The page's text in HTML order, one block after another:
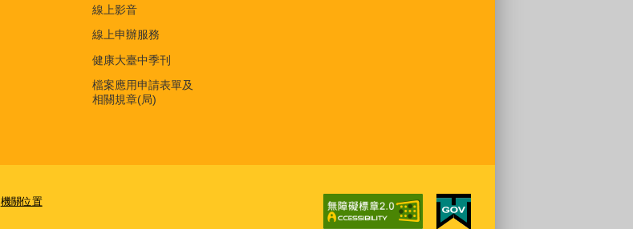
線上影音
線上申辦服務
健康大臺中季刊
檔案應用申請表單及
相關規章(局)
機關位置